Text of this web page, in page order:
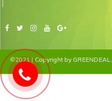
©2021 | Copyright by